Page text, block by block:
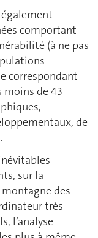
comportant
(à ne pas
correspondant
moins de 43
de
sur la
des
très
l’analyse